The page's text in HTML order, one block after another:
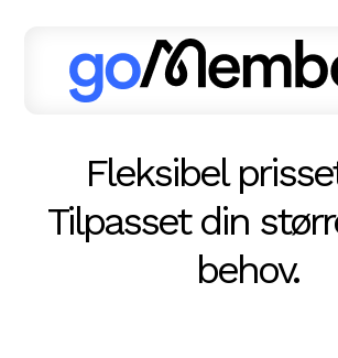
Fleksibel
Tilpasset din
behov.